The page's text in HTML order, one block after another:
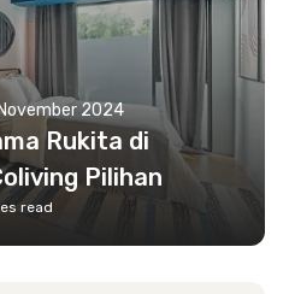
2024
Rukita di
Pilihan
read